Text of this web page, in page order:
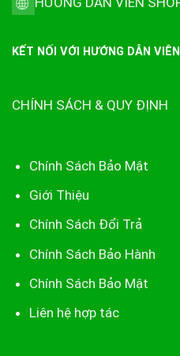
KẾT NỐI VỚI HƯỚNG DẪN
CHÍNH SÁCH & QUY ĐỊNH
Chính Sách Bảo Mật
Giới Thiệu
Chính Sách Đổi Trả
Chính Sách Bảo Hành
Chính Sách Bảo Mật
Liên hệ hợp tác